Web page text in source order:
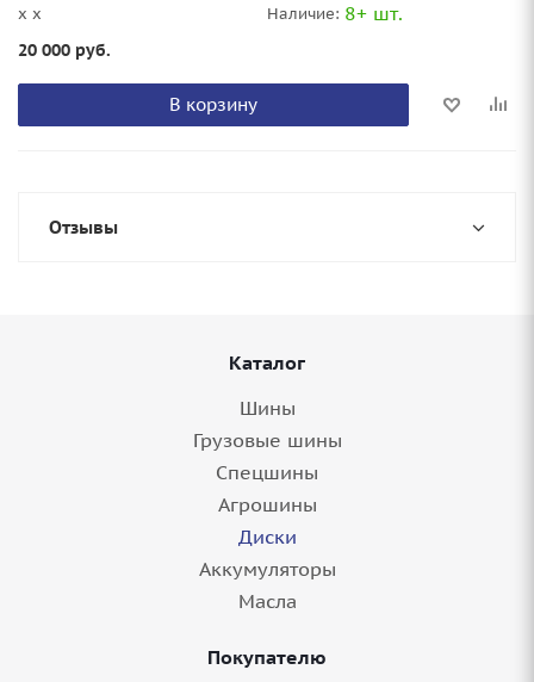
x x Наличие: 8+ шт.
20 000 руб.
В корзину
Отзывы
Каталог
Шины
Грузовые шины
Спецшины
Агрошины
Диски
Аккумуляторы
Масла
Покупателю